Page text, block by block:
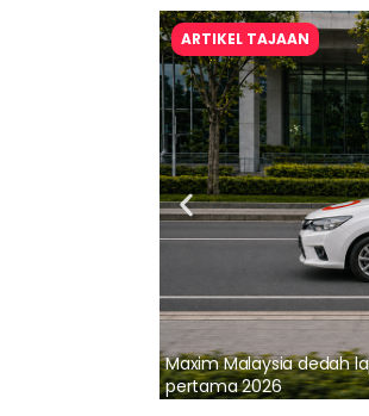
ARTIKEL TAJAAN
Maxim Malaysia dedah
pertama 2026